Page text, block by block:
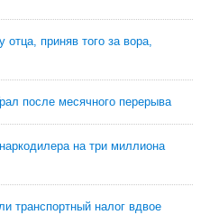
приняв того за вора,
после месячного перерыва
на три миллиона
транспортный налог вдвое